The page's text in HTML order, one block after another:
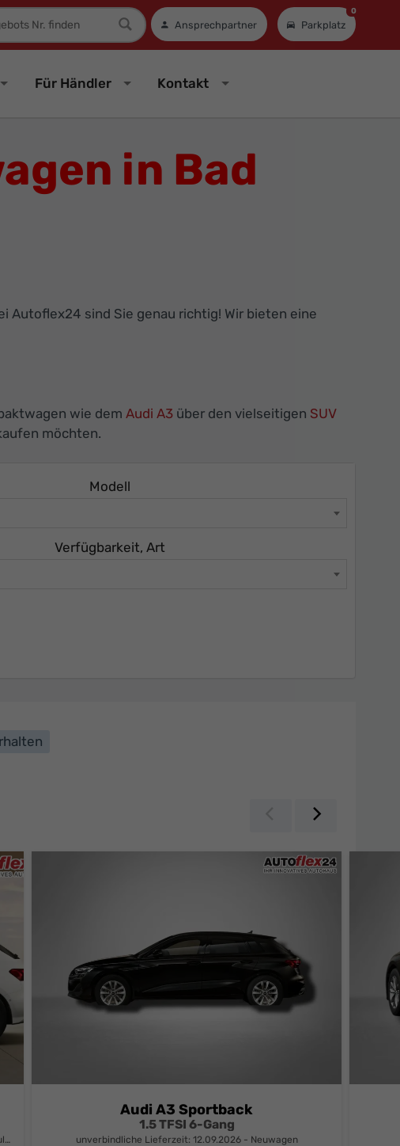
Ansprechpartner Parkplatz
0
Für Händler Kontakt
in Bad
Autoflex24 sind Sie genau richtig! Wir bieten eine
wie dem Audi A3 über den vielseitigen SUV
möchten.
Modell
Verfügbarkeit, Art
Zurück
Audi A3 Sportback
1.5 TFSI 6-Gang
unverbindliche Lieferzeit: 12.09.2026 Neuwagen